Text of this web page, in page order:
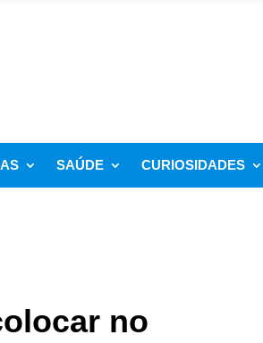
SAÚDE CURIOSIDADES
no